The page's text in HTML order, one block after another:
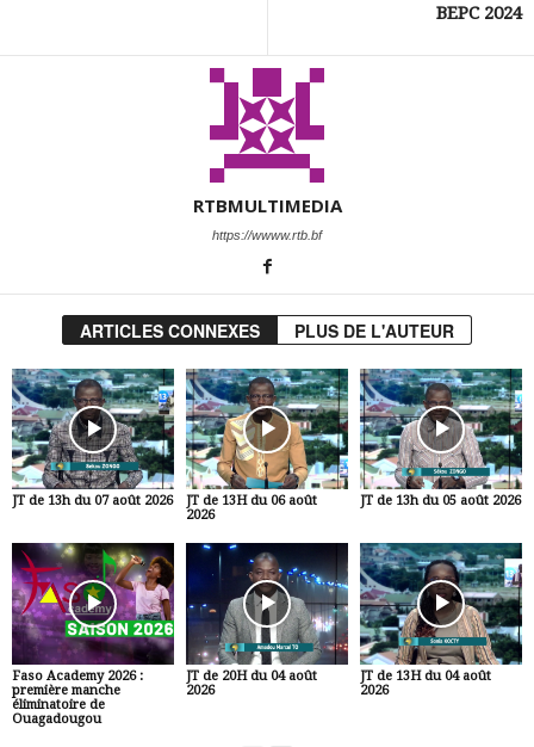
BEPC 2024
RTBMULTIMEDIA
https://wwww.rtb.bf
ARTICLES CONNEXES PLUS DE L'AUTEUR
JT de 13h du 07 août 2026
JT de 13H du 06 août
2026
JT de 13h du 05 août 2026
Faso Academy 2026 :
première manche
éliminatoire de
Ouagadougou
JT de 20H du 04 août
2026
JT de 13H du 04 août
2026